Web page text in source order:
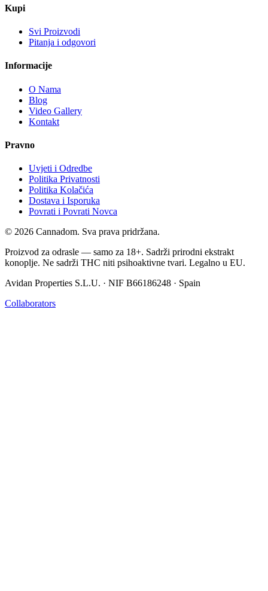
Kupi
Svi Proizvodi
Pitanja i odgovori
Informacije
O Nama
Blog
Video Gallery
Kontakt
Pravno
Uvjeti i Odredbe
Politika Privatnosti
Politika Kolačića
Dostava i Isporuka
Povrati i Povrati Novca
© 2026 Cannadom. Sva prava pridržana.
Proizvod za odrasle — samo za 18+. Sadrži prirodni ekstrakt
konoplje. Ne sadrži THC niti psihoaktivne tvari. Legalno u EU.
Avidan Properties S.L.U. · NIF B66186248 · Spain
Collaborators